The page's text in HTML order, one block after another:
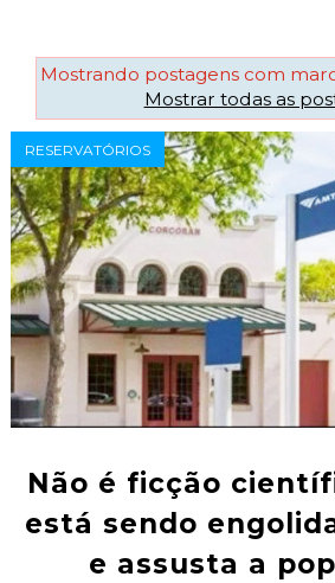
Mostrando postagens com
Mostrar todas as
RESERVATÓRIOS
Não é ficção
está sendo
e assusta a